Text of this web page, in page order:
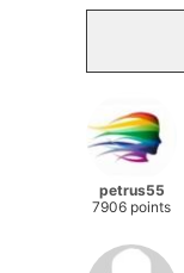
petrus55
7906 points